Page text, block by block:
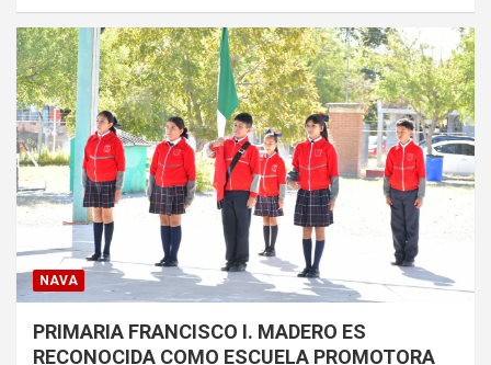
NAVA
PRIMARIA FRANCISCO I. MADERO ES
RECONOCIDA COMO ESCUELA PROMOTORA